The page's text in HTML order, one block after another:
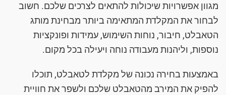
מגוון אפשרויות שיכולות להתאים לצרכים שלכם. חשוב
לבחור את המקלדת המתאימה ביותר מבחינת מותג
הטאבלט, חיבור, נוחות השימוש, עמידות ופונקציות
נוספות, וליהנות מעבודה נוחה ויעילה בכל מקום.
באמצעות בחירה נכונה של מקלדת לטאבלט, תוכלו
להפיק את המירב מהטאבלט שלכם ולשפר את חוויית